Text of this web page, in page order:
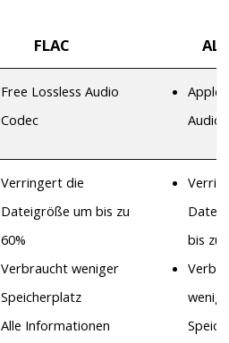
FLAC
Free Lossless Audio
Codec
Apple
Audio
Verringert die
Dateigröße um bis zu
60%
Verbraucht weniger
Speicherplatz
Alle Informationen
bis zu